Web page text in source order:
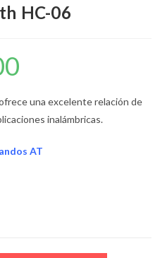
HC-06
una excelente relación de
inalámbricas.
AT